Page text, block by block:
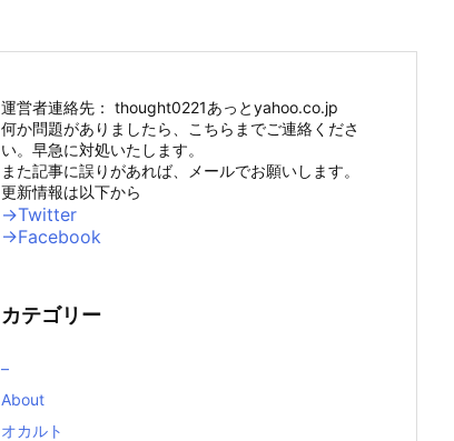
運営者連絡先： thought0221あっとyahoo.co.jp
何か問題がありましたら、こちらまでご連絡くださ
い。早急に対処いたします。
また記事に誤りがあれば、メールでお願いします。
更新情報は以下から
→Twitter
→Facebook
カテゴリー
–
About
オカルト